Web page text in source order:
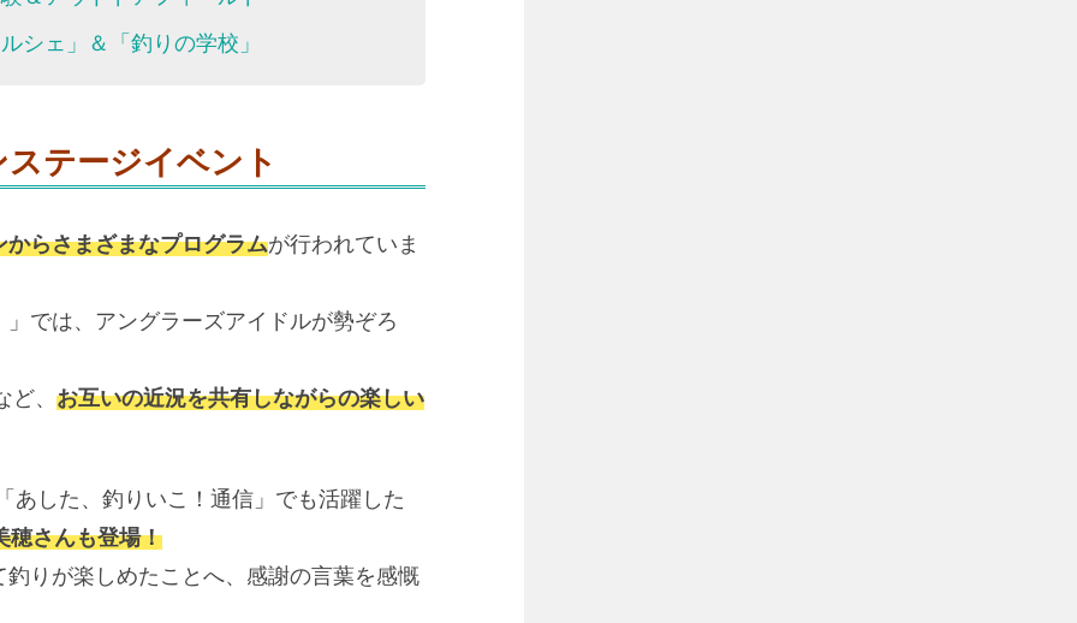
シェ」＆「釣りの学校」
テージイベント
からさまざまなプログラムが行われていま
では、アングラーズアイドルが勢ぞろ
、 お互いの近況を共有しながらの楽しい
あした、釣りいこ！通信」でも活躍した
穂さんも登場！
りが楽しめたことへ、感謝の言葉を感慨